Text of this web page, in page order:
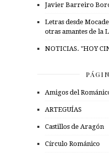
Javier Barreiro
Letras desde
otras amantes de la
NOTICIAS. "HOY
Amigos del
ARTEGUÍAS
Castillos de Aragón
Círculo Románico